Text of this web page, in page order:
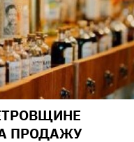
ПРОДАЖУ